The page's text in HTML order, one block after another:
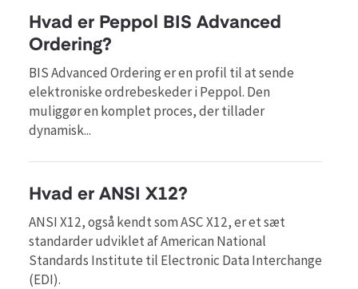
Hvad er Peppol BIS Advanced
Ordering?
BIS Advanced Ordering er en profil til at sende
elektroniske ordrebeskeder i Peppol. Den
muliggør en komplet proces, der tillader
dynamisk...
Hvad er ANSI X12?
ANSI X12, også kendt som ASC X12, er et sæt
standarder udviklet af American National
Standards Institute til Electronic Data Interchange
(EDI).